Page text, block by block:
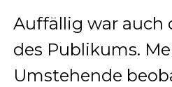
Auffällig war auch
des Publikums.
Umstehende